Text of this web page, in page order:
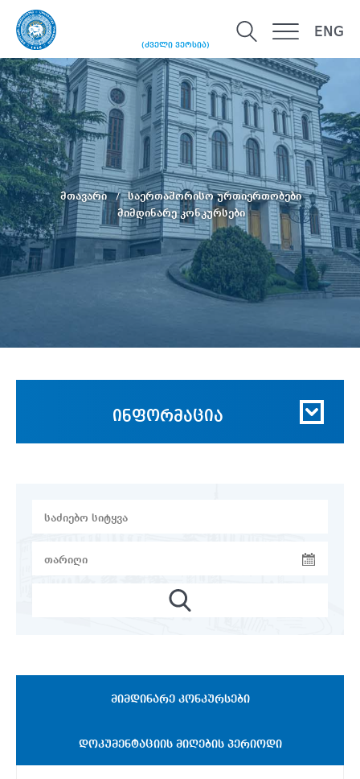
(ძველი ვერსია)
ENG
მთავარი
საერთაშორისო ურთიერთობები
მიმდინარე კონკურსები
ინფორმაცია
ᲛᲘᲛᲓᲘᲜᲐᲠᲔ ᲙᲝᲜᲙᲣᲠᲡᲔᲑᲘ
ᲓᲝᲙᲣᲛᲔᲜᲢᲐᲪᲘᲘᲡ ᲛᲘᲦᲔᲑᲘᲡ ᲞᲔᲠᲘᲝᲓᲘ